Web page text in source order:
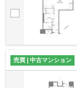
売買 | 中古マンション